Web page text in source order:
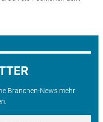
Branchen-News mehr